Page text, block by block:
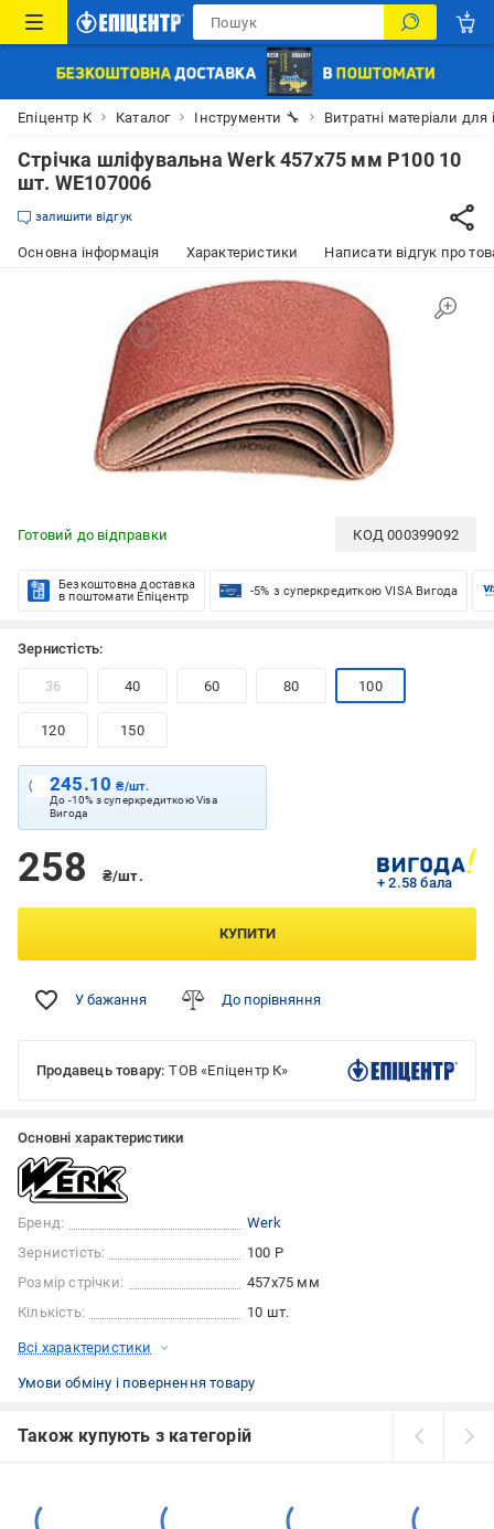
Епіцентр К Каталог Інструменти 🔧 Витратні матеріали для
Стрічка шліфувальна Werk 457x75 мм P100 10
шт. WE107006
залишити відгук
Основна інформація Характеристики Написати відгук про
Готовий до відправки КОД000399092
Безкоштовна доставка
в поштомати Епіцентр
-5% з суперкредиткою VISA Вигода
Зернистість:
36 40 60 80 100
120 150
245.10₴/шт.
До -10% з суперкредиткою Visa
Вигода
258 ₴/шт. + 2.58 бала
КУПИТИ
У бажання До порівняння
Продавець товару: ТОВ «Епіцентр К»
Основні характеристики
Бренд:
Werk
Зернистість:
100 Р
Розмір стрічки:
457x75 мм
Кількість:
10 шт.
Всі характеристики
Умови обміну і повернення товару
Також купують з категорій